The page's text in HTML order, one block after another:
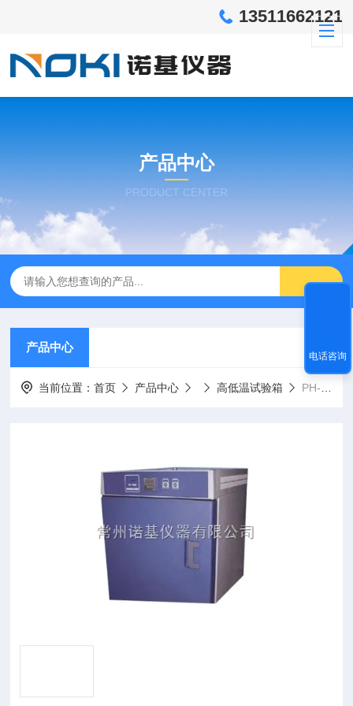
13511662121
产品中心
PRODUCT CENTER
产品中心
当前位置：首页 产品中心 高低温试验箱 PH-201国产*的高温恒温试验箱PH-201*
电话咨询